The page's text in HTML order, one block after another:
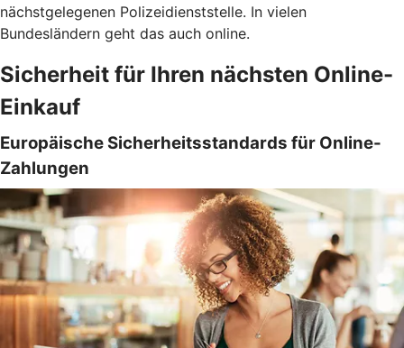
nächstgelegenen Polizeidienststelle. In vielen
Bundesländern geht das auch online.
Sicherheit für Ihren nächsten Online-
Einkauf
Europäische Sicherheitsstandards für Online-
Zahlungen